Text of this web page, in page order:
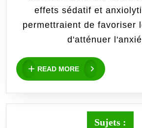
effets sédatif et
permettraient de favoriser
d'atténuer
READ MORE
READ
MORE
Sujets :